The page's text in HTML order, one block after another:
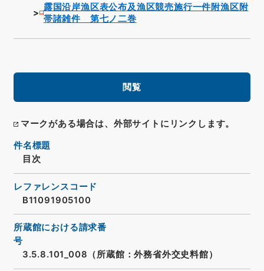
露国沿岸漁区表公布及漁区競売施行一件附漁区附
帯諸雑件 第七ノ二巻
閲覧
マークがある場合は、外部サイトにリンクします。
件名標題
目次
レファレンスコード
B11091905100
所蔵館における請求番
号
3.5.8.101_008（所蔵館：外務省外交史料館）